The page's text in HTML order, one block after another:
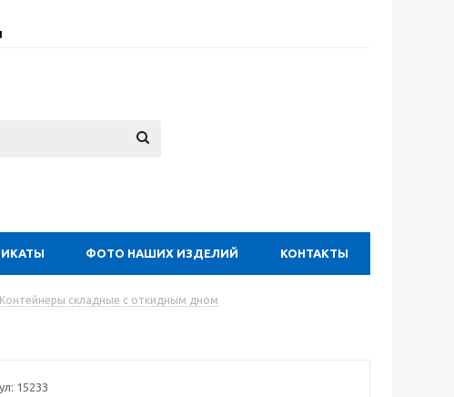
ФОТО НАШИХ ИЗДЕЛИЙ КОНТАКТЫ
Контейнеры складные с откидным дном
15233